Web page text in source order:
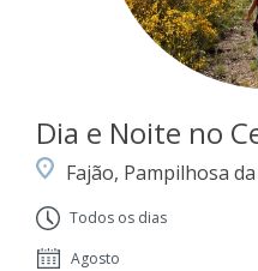
Dia e Noite no
Fajão, Pampilhosa
Todos os dias
Agosto